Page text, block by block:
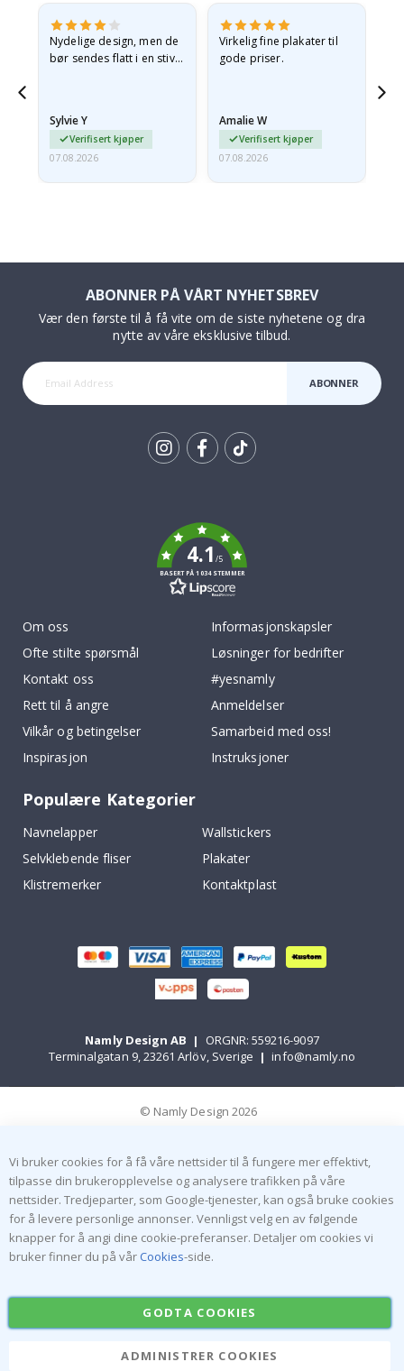
Nydelige design, men de
bør sendes flatt i en stiv
Sylvie Y
Verifisert kjøper
07.08.2026
Virkelig fine plakater til
gode priser.
Amalie W
Verifisert kjøper
07.08.2026
ABONNER PÅ VÅRT NYHETSBREV
Vær den første til å få vite om de siste nyhetene og dra
nytte av våre eksklusive tilbud.
ABONNER
4.1/5
BASERT PÅ 1034 STEMMER
Om oss
Ofte stilte spørsmål
Kontakt oss
Rett til å angre
Vilkår og betingelser
Inspirasjon
Informasjonskapsler
Løsninger for bedrifter
#yesnamly
Anmeldelser
Samarbeid med oss!
Instruksjoner
Populære Kategorier
Navnelapper
Wallstickers
Selvklebende fliser
Plakater
Klistremerker
Kontaktplast
Namly Design AB |
ORGNR: 559216-9097
Terminalgatan 9, 23261 Arlöv, Sverige | info@namly.no
© Namly Design 2026
Vi bruker cookies for å få våre nettsider til å fungere mer effektivt,
tilpasse din brukeropplevelse og analysere trafikken på våre
nettsider. Tredjeparter, som Google-tjenester, kan også bruke cookies
for å levere personlige annonser. Vennligst velg en av følgende
knapper for å angi dine cookie-preferanser. Detaljer om cookies vi
bruker finner du på vår Cookies-side.
GODTA COOKIES
ADMINISTRER COOKIES